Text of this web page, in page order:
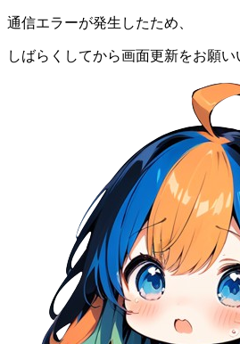
通信エラーが発生したため、
しばらくしてから画面更新をお願い